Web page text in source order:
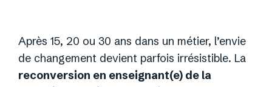
Après 15, 20 ou 30 ans dans un métier, l’envie
de changement devient parfois irrésistible. La
reconversion en enseignant(e) de la